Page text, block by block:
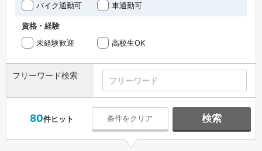
バイク通勤可
車通勤可
資格・経験
未経験歓迎
高校生OK
フリーワード検索
80件ヒット 条件をクリア 検索